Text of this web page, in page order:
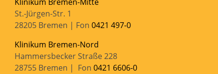
St.-Jürgen-Str. 1
28205 Bremen | Fon 0421 497-0
Klinikum Bremen-Nord
Hammersbecker Straße 228
28755 Bremen | Fon 0421 6606-0